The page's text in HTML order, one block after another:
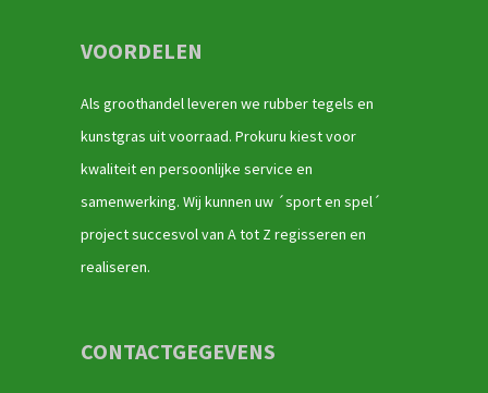
VOORDELEN
Als groothandel leveren we rubber tegels en
kunstgras uit voorraad. Prokuru kiest voor
kwaliteit en persoonlijke service en
samenwerking. Wij kunnen uw ´sport en spel´
project succesvol van A tot Z regisseren en
realiseren.
CONTACTGEGEVENS